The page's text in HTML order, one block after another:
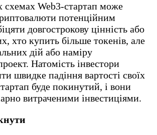
Web3-стартап може
потенційним
довгострокову цінність або
хто купить більше токенів, але
дій або наміру
Натомість інвестори
швидке падіння вартості своїх
буде покинутий, і вони
витраченими інвестиціями.